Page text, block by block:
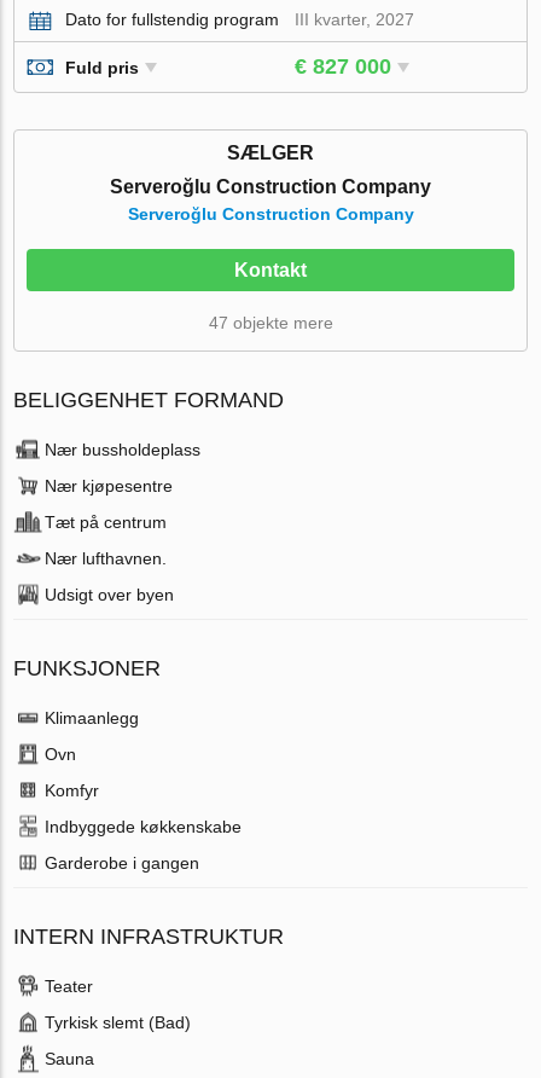
Dato for fullstendig program III kvarter, 2027
Fuld pris € 827 000
SÆLGER
Serveroğlu Construction Company
Serveroğlu Construction Company
Kontakt
47 objekte mere
BELIGGENHET FORMAND
Nær bussholdeplass
Nær kjøpesentre
Tæt på centrum
Nær lufthavnen.
Udsigt over byen
FUNKSJONER
Klimaanlegg
Ovn
Komfyr
Indbyggede køkkenskabe
Garderobe i gangen
INTERN INFRASTRUKTUR
Teater
Tyrkisk slemt (Bad)
Sauna